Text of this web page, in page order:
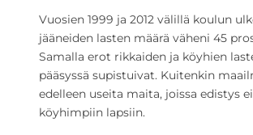
Vuosien 1999 ja 2012 välillä koulun
jääneiden lasten määrä väheni 45
Samalla erot rikkaiden ja köyhien
pääsyssä supistuivat. Kuitenkin
edelleen useita maita, joissa edistys
köyhimpiin lapsiin.